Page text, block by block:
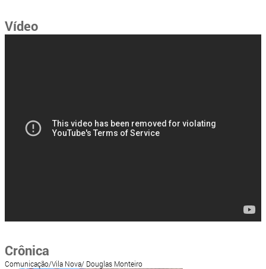
Vídeo
Crônica
Comunicação/Vila Nova/ Douglas Monteiro